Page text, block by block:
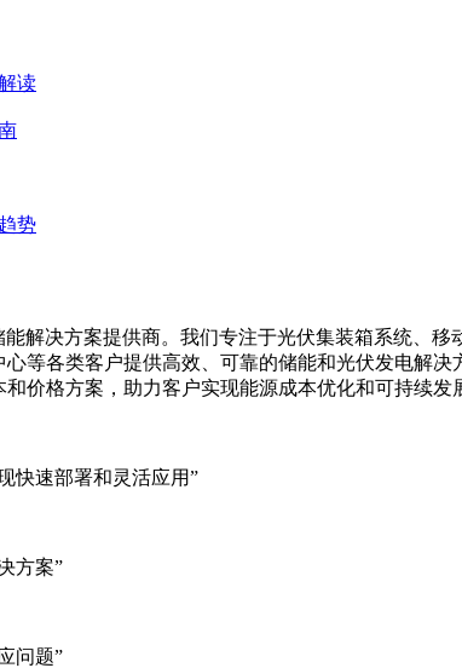
读
势
能解决方案提供商。我们专注于光伏集装箱系统、
等各类客户提供高效、可靠的储能和光伏发电解
价格方案，助力客户实现能源成本优化和可持续发
快速部署和灵活应用”
方案”
问题”